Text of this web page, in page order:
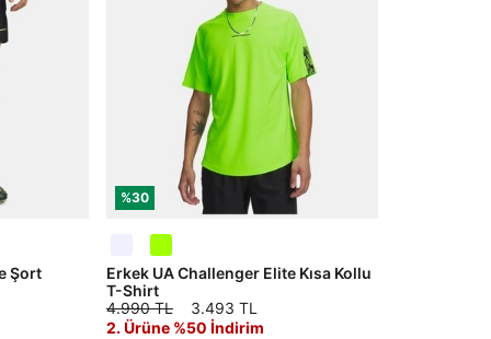
Şort
%30
Erkek UA Challenger Elite Kısa Kollu
T-Shirt
4.990 TL
3.493 TL
2. Ürüne %50 İndirim